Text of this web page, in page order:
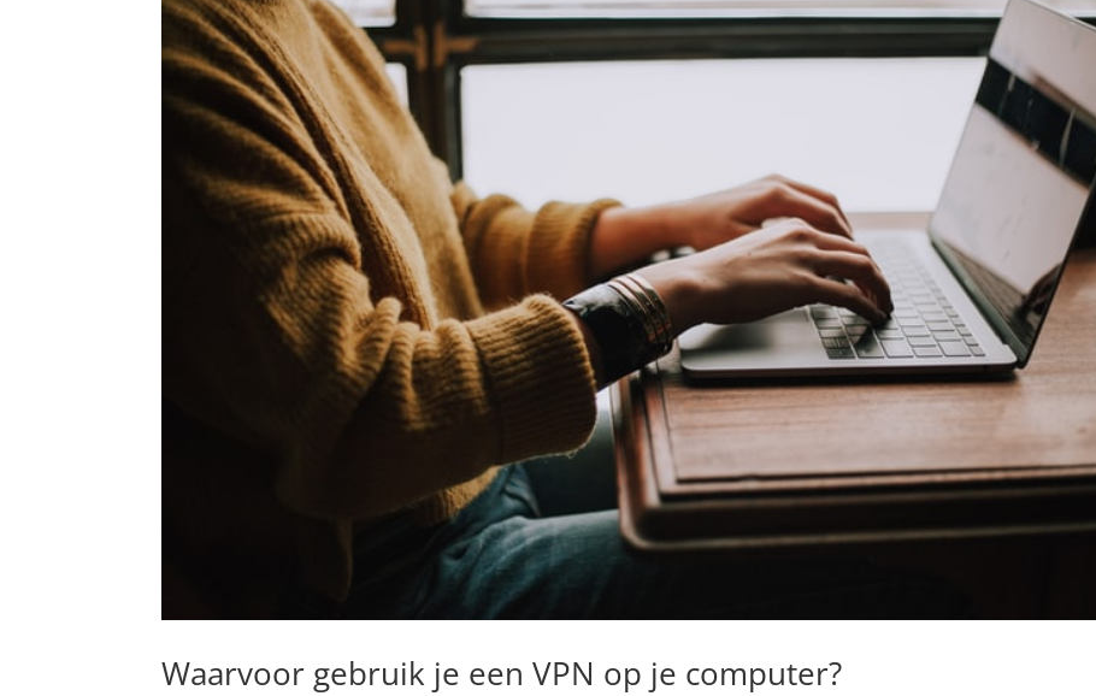
Waarvoor gebruik je een VPN op je computer?